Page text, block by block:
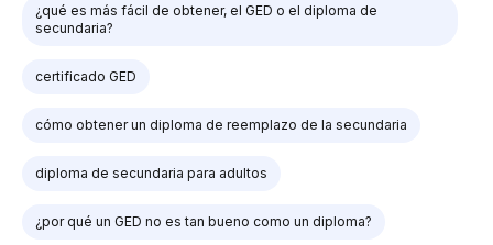
¿qué es más fácil de obtener, el GED o el diploma de
secundaria?
certificado GED
cómo obtener un diploma de reemplazo de la secundaria
diploma de secundaria para adultos
¿por qué un GED no es tan bueno como un diploma?